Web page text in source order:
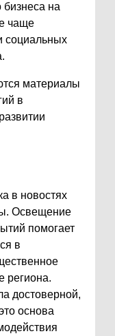
на
чаще
социальных
материалы
в
в новостях
Освещение
помогает
в
региона.
достоверной,
основа